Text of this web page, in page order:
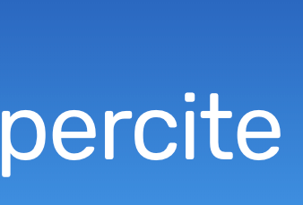
Armurerie à Lyon : Armurerie Loisir
à moins de 370€ par Armurerie à Lyon :